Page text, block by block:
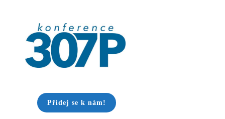
Přidej se k nám!